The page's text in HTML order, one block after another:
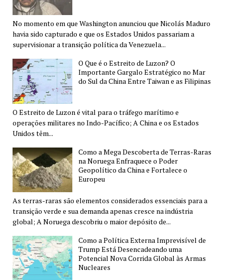
No momento em que Washington anunciou que Nicolás Maduro
havia sido capturado e que os Estados Unidos passariam a
supervisionar a transição política da Venezuela...
O Que é o Estreito de Luzon? O
Importante Gargalo Estratégico no Mar
do Sul da China Entre Taiwan e as Filipinas
O Estreito de Luzon é vital para o tráfego marítimo e
operações militares no Indo-Pacífico; A China e os Estados
Unidos têm...
Como a Mega Descoberta de Terras-Raras
na Noruega Enfraquece o Poder
Geopolítico da China e Fortalece o
Europeu
As terras-raras são elementos considerados essenciais para a
transição verde e sua demanda apenas cresce na indústria
global; A Noruega descobriu o maior depósito de...
Como a Política Externa Imprevisível de
Trump Está Desencadeando uma
Potencial Nova Corrida Global às Armas
Nucleares